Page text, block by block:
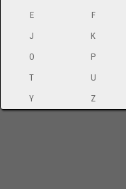
E
F
J
K
O
P
T
U
Y
Z